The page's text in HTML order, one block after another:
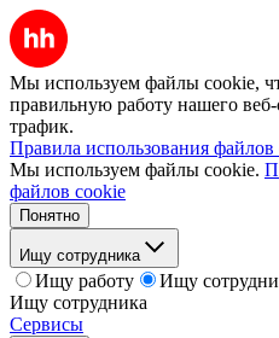
Мы используем файлы cookie,
правильную работу нашего веб-
трафик.
Правила использования файлов
Мы используем файлы cookie.
файлов cookie
Понятно
Ищу сотрудника
Ищу работу
Ищу
Ищу сотрудника
Сервисы